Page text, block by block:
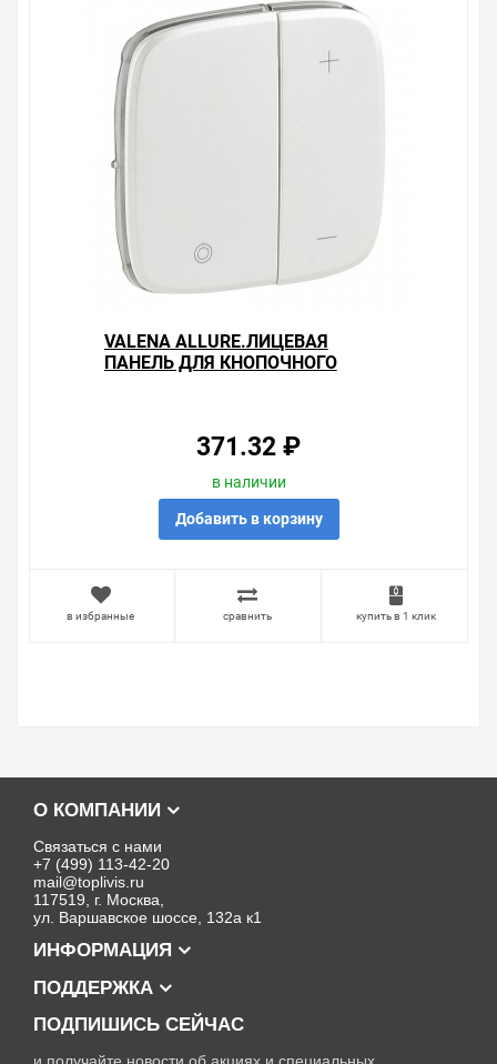
VALENA ALLURE.ЛИЦЕВАЯ
ПАНЕЛЬ ДЛЯ КНОПОЧНОГО
371.32 ₽
в наличии
Добавить в корзину
в избранные сравнить купить в 1 клик
О КОМПАНИИ
Связаться с нами
+7 (499) 113-42-20
mail@toplivis.ru
117519, г. Москва,
ул. Варшавское шоссе, 132а к1
ИНФОРМАЦИЯ
ПОДДЕРЖКА
ПОДПИШИСЬ СЕЙЧАС